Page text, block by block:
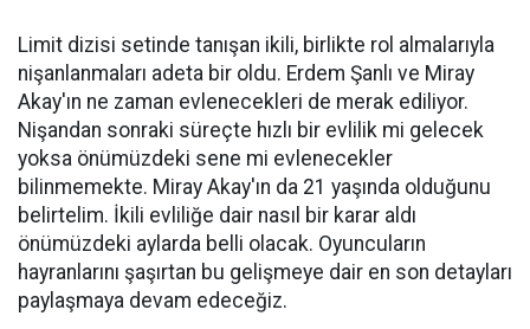
Limit dizisi setinde tanışan ikili, birlikte rol almalarıyla
nişanlanmaları adeta bir oldu. Erdem Şanlı ve Miray
Akay'ın ne zaman evlenecekleri de merak ediliyor.
Nişandan sonraki süreçte hızlı bir evlilik mi gelecek
yoksa önümüzdeki sene mi evlenecekler
bilinmemekte. Miray Akay'ın da 21 yaşında olduğunu
belirtelim. İkili evliliğe dair nasıl bir karar aldı
önümüzdeki aylarda belli olacak. Oyuncuların
hayranlarını şaşırtan bu gelişmeye dair en son detayları
paylaşmaya devam edeceğiz.